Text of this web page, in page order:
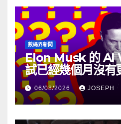
數碼界新聞
Elon Musk 的 AI
試已經幾個月沒有
06/08/2026 JOSEPH